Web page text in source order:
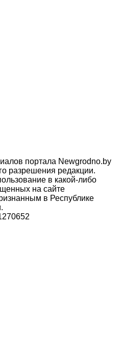
портала Newgrodno.by
разрешения редакции.
в какой-либо
на сайте
в Республике